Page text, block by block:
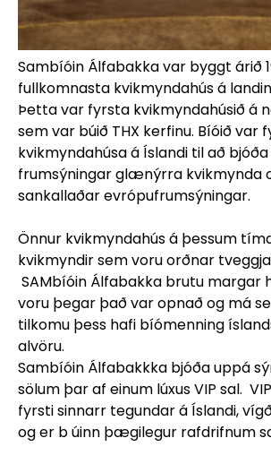
Sambíóin Álfabakka var byggt árið
fullkomnasta kvikmyndahús á
Þetta var fyrsta kvikmyndahúsið á
sem var búið THX kerfinu. Bíóið var
kvikmyndahúsa á Íslandi til að
frumsýningar glænýrra kvikmynda
sankallaðar evrópufrumsýningar.
Önnur kvikmyndahús á þessum
kvikmyndir sem voru orðnar
SAMbíóin Álfabakka brutu margar
voru þegar það var opnað og má
tilkomu þess hafi bíómenning
alvöru.
Sambíóin Álfabakkka bjóða uppá
sölum þar af einum lúxus VIP sal.
fyrsti sinnarr tegundar á Íslandi,
og er b úinn þægilegur rafdrifnum